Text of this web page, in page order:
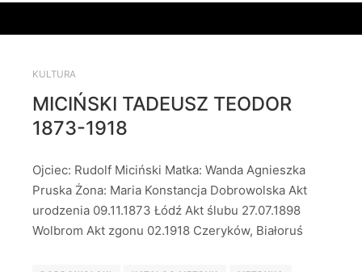
KULTURA
MICIŃSKI TADEUSZ TEODOR
1873-1918
Ojciec: Rudolf Miciński Matka: Wanda Agnieszka
Pruska Żona: Maria Konstancja Dobrowolska Akt
urodzenia 09.11.1873 Łódź Akt ślubu 27.07.1898
Wolbrom Akt zgonu 02.1918 Czeryków, Białoruś